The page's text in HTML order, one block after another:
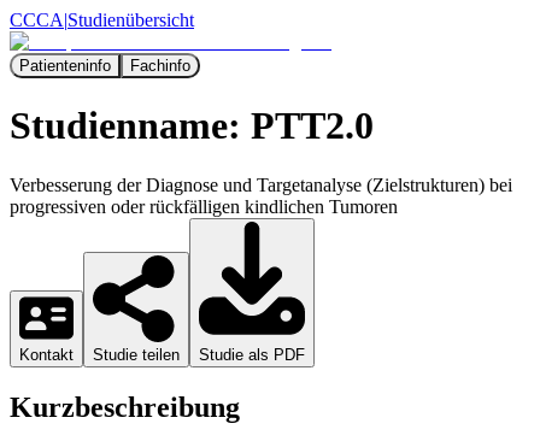
CCCA|Studienübersicht
Patienteninfo Fachinfo
Studienname: PTT2.0
Verbesserung der Diagnose und Targetanalyse (Zielstrukturen) bei
progressiven oder rückfälligen kindlichen Tumoren
Kontakt Studie teilen Studie als PDF
Kurzbeschreibung